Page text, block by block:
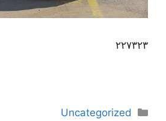
۲۲۷۳۲۳
دسته‌ها
Uncategorized